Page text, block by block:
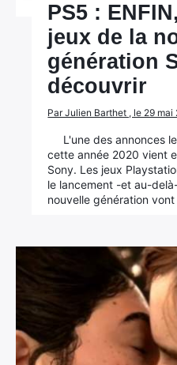
PS5 :
jeux de la
génération
découvrir
Par Julien Barthet , le 29 mai
L'une des annonces
cette année 2020 vient
Sony. Les jeux
le lancement -et au-
nouvelle génération